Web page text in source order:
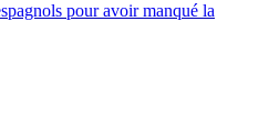
pour avoir manqué la